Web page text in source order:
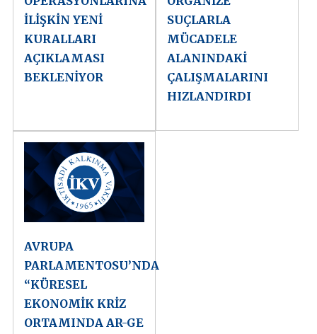
İLİŞKİN YENİ
KURALLARI
AÇIKLAMASI
BEKLENİYOR
SUÇLARLA
MÜCADELE
ALANINDAKİ
ÇALIŞMALARINI
HIZLANDIRDI
AVRUPA
PARLAMENTOSU’NDA
“KÜRESEL
EKONOMİK KRİZ
ORTAMINDA AR-GE